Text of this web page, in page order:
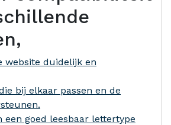
website duidelijk en
bij elkaar passen en de
een goed leesbaar lettertype